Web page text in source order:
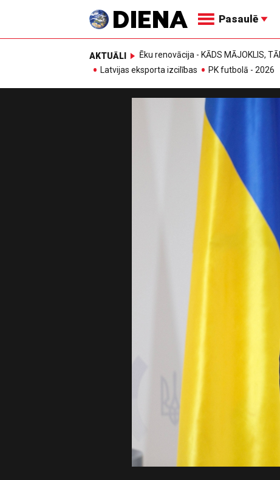
Pasaulē
AKTUĀLI Ēku renovācija - KĀDS MĀJOKLIS,
Latvijas eksporta izcilības
PK futbolā - 2026